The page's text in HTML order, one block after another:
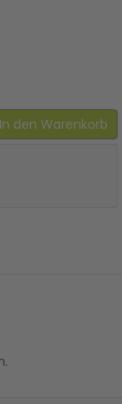
den Warenkorb